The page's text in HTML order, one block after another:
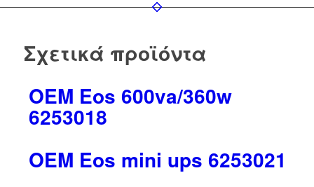
Σχετικά προϊόντα
OEM Eos 600va/360w
6253018
OEM Eos mini ups 6253021